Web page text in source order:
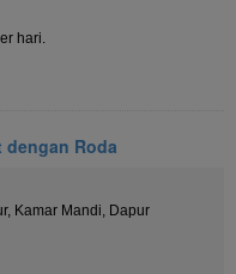
hari.
dengan Roda
Kamar Mandi, Dapur